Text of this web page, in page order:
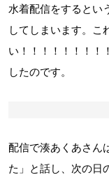
水着配信をするとい
してしまいます。こ
い！！！！！！！！
したのです。
配信で湊あくあさん
た」と話し、次の日